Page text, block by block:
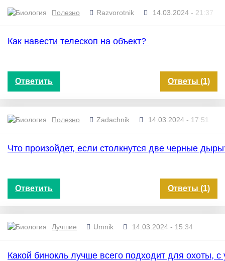
Полезно Razvorotnik 14.03.2024 - 21:37
Как навести телескоп на объект?
Ответить Ответы (1)
Полезно Zadachnik 14.03.2024 - 17:51
Что произойдет, если столкнутся две черные
Ответить Ответы (1)
Лучшие Umnik 14.03.2024 - 15:34
Какой бинокль лучше всего подходит для охоты,